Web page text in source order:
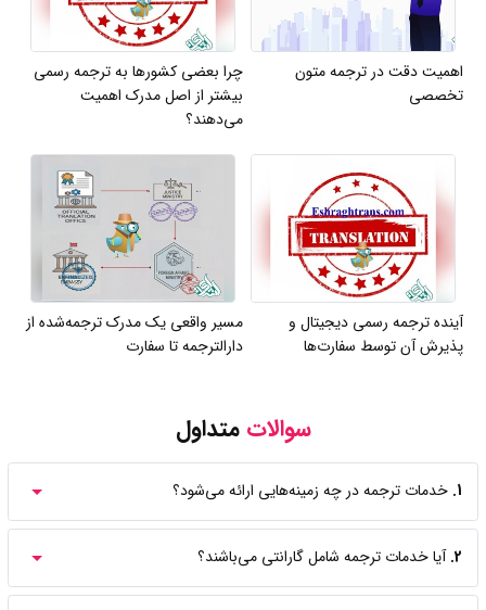
اهمیت دقت در ترجمه متون
تخصصی
چرا بعضی کشورها به ترجمه رسمی
بیشتر از اصل مدرک اهمیت
می‌دهند؟
آینده ترجمه رسمی دیجیتال و
پذیرش آن توسط سفارت‌ها
مسیر واقعی یک مدرک ترجمه‌شده از
دارالترجمه تا سفارت
سوالاتمتداول
1. خدمات ترجمه در چه زمینه‌هایی ارائه می‌شود؟
2. آیا خدمات ترجمه شامل گارانتی می‌باشند؟